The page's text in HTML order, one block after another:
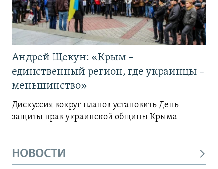
Андрей Щекун: «Крым –
единственный регион, где украинцы –
меньшинство»
Дискуссия вокруг планов установить День
защиты прав украинской общины Крыма
НОВОСТИ